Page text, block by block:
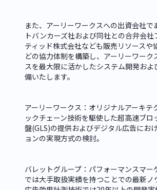
また、アーリーワークスへの出資会社で
トバンカーズ社および同社との合弁会社
ティッド株式会社なども販売リソースや
どの協力体制を構築し、アーリーワーク
スを最大限に活かしたシステム開発およ
備いたします。
アーリーワークス：オリジナルアーキテ
ックチェーン技術を駆使した超高速ブロ
盤(GLS)の提供およびデジタル広告にお
ョンの実現方式の検討。
バレットグループ：パフォーマンスマー
では大手取扱実績を持つことでの最新ノ